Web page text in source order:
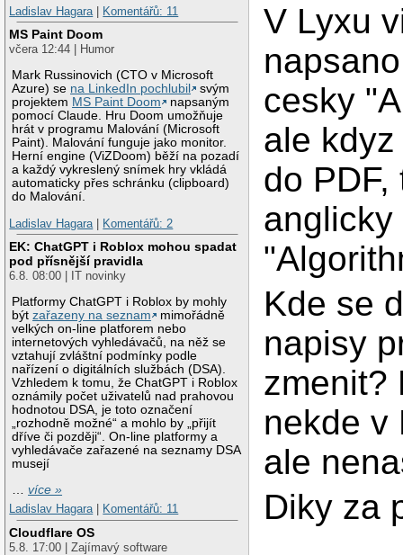
Ladislav Hagara
Komentářů: 11
MS Paint Doom
včera 12:44 | Humor
Mark Russinovich (CTO v Microsoft
Azure) se na LinkedIn pochlubil
svým
projektem MS Paint Doom
napsaným
pomocí Claude. Hru Doom umožňuje
hrát v programu Malování (Microsoft
Paint). Malování funguje jako monitor.
Herní engine (ViZDoom) běží na pozadí
a každý vykreslený snímek hry vkládá
automaticky přes schránku (clipboard)
do Malování.
Ladislav Hagara
Komentářů: 2
EK: ChatGPT i Roblox mohou spadat
pod přísnější pravidla
6.8. 08:00 | IT novinky
Platformy ChatGPT i Roblox by mohly
býtzařazeny na seznam
mimořádně
velkých on-line platforem nebo
internetových vyhledávačů, na něž se
vztahují zvláštní podmínky podle
nařízení o digitálních službách (DSA).
Vzhledem k tomu, že ChatGPT i Roblox
oznámily počet uživatelů nad prahovou
hodnotou DSA, je toto označení
„rozhodně možné“ a mohlo by „přijít
dříve či později“. On-line platformy a
vyhledávače zařazené na seznamy DSA
musejí
…více »
Ladislav Hagara| Komentářů: 11
Cloudflare OS
5.8. 17:00 | Zajímavý software
V Lyxu
cesky
ale
do PDF,
anglicky
Kde se
napisy
zmenit?
nekde v
ale
Diky za